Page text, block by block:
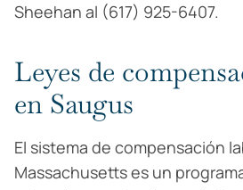
Sheehan al (617) 925-6407.
Leyes de
en Saugus
El sistema de compensación
Massachusetts es un